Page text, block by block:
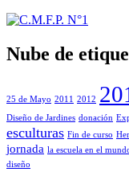
Nube de
25 de Mayo 2011 2012
Diseño de Jardines donación
esculturas Fin de curso
jornada la escuela en el
diseño